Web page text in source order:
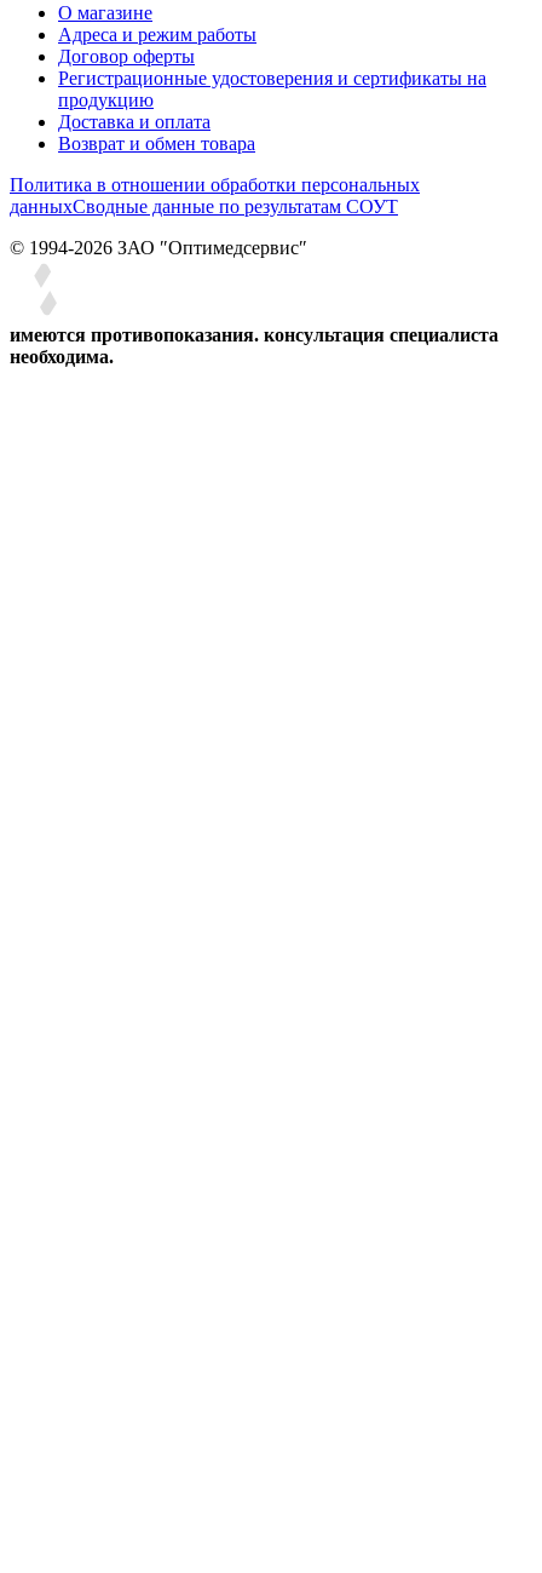
О магазине
Адреса и режим работы
Договор оферты
Регистрационные удостоверения и сертификаты на
продукцию
Доставка и оплата
Возврат и обмен товара
Политика в отношении обработки персональных
данныхСводные данные по результатам СОУТ
© 1994-2026 ЗАО ″Оптимедсервис″
имеются противопоказания. консультация специалиста
необходима.